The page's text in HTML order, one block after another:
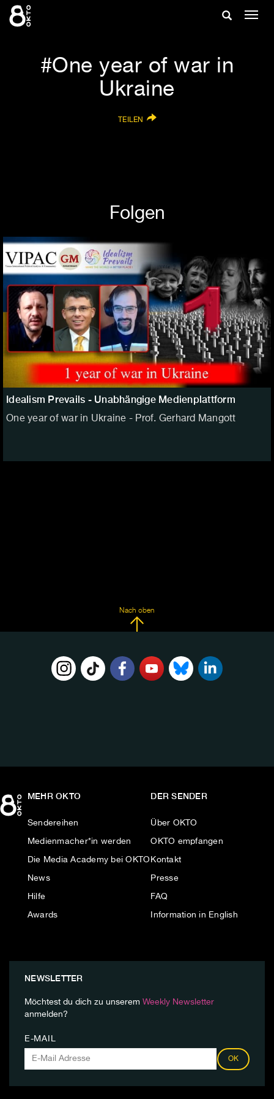
Zum
Inhalt
Suche
One year of war in
Ukraine
TEILEN
Folgen
Idealism Prevails - Unabhängige Medienplattform
One year of war in Ukraine - Prof. Gerhard Mangott
Nach oben
MEHR OKTO
Sendereihen
Medienmacher*in werden
Die Media Academy bei OKTO
News
Hilfe
Awards
DER SENDER
Über OKTO
OKTO empfangen
Kontakt
Presse
FAQ
Information in English
NEWSLETTER
Möchtest du dich zu unserem Weekly Newsletter
anmelden?
E-MAIL
OK